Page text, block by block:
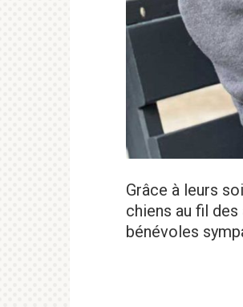
Grâce à leurs
chiens au fil
bénévoles